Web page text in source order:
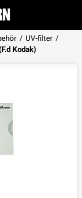
/ UV-filter /
Kodak)